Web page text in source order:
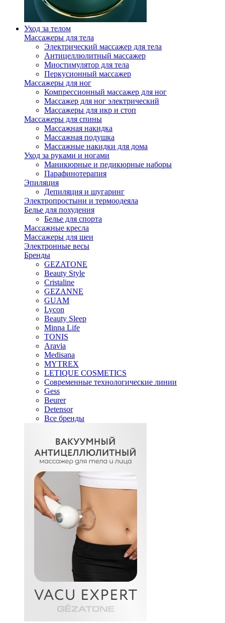
Уход за телом
Массажеры для тела
Электрический массажер для тела
Антицеллюлитный массажер
Миостимулятор для тела
Перкусионный массажер
Массажеры для ног
Компрессионный массажер для ног
Массажер для ног электрический
Массажеры для икр и стоп
Массажеры для спины
Массажная накидка
Массажная подушка
Массажные накидки для дома
Уход за руками и ногами
Маникюрные и педикюрные наборы
Парафинотерапия
Эпиляция
Депиляция и шугаринг
Электропростыни и термоодеяла
Белье для похудения
Белье для спорта
Массажные кресла
Массажеры для шеи
Электронные весы
Бренды
GEZATONE
Beauty Style
Cristaline
GEZANNE
GUAM
Lycon
Beauty Sleep
Minna Life
TONIS
Aravia
Medisana
MYTREX
LETIQUE COSMETICS
Современные технологические линии
Gess
Beurer
Detensor
Все бренды